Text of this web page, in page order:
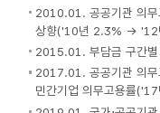
2010.01. 공공기관 의무
상향('10년 2.3% →
2015.01. 부담금 구간별
2017.01. 공공기관 의
민간기업 의무고용률